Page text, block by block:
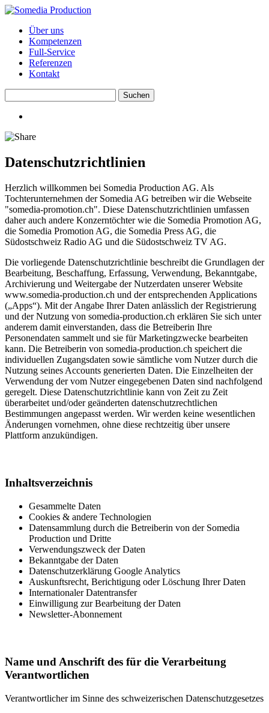
Über uns
Kompetenzen
Full-Service
Referenzen
Kontakt
Datenschutzrichtlinien
Herzlich willkommen bei Somedia Production AG. Als
Tochterunternehmen der Somedia AG betreiben wir die Webseite
"somedia-promotion.ch". Diese Datenschutzrichtlinien umfassen
daher auch andere Konzerntöchter wie die Somedia Promotion AG,
die Somedia Promotion AG, die Somedia Press AG, die
Südostschweiz Radio AG und die Südostschweiz TV AG.
Die vorliegende Datenschutzrichtlinie beschreibt die Grundlagen der
Bearbeitung, Beschaffung, Erfassung, Verwendung, Bekanntgabe,
Archivierung und Weitergabe der Nutzerdaten unserer Website
www.somedia-production.ch und der entsprechenden Applications
(„Apps“). Mit der Angabe Ihrer Daten anlässlich der Registrierung
und der Nutzung von somedia-production.ch erklären Sie sich unter
anderem damit einverstanden, dass die Betreiberin Ihre
Personendaten sammelt und sie für Marketingzwecke bearbeiten
kann. Die Betreiberin von somedia-production.ch speichert die
individuellen Zugangsdaten sowie sämtliche vom Nutzer durch die
Nutzung seines Accounts generierten Daten. Die Einzelheiten der
Verwendung der vom Nutzer eingegebenen Daten sind nachfolgend
geregelt. Diese Datenschutzrichtlinie kann von Zeit zu Zeit
überarbeitet und/oder geänderten datenschutzrechtlichen
Bestimmungen angepasst werden. Wir werden keine wesentlichen
Änderungen vornehmen, ohne diese rechtzeitig über unsere
Plattform anzukündigen.
Inhaltsverzeichnis
Gesammelte Daten
Cookies & andere Technologien
Datensammlung durch die Betreiberin von der Somedia
Production und Dritte
Verwendungszweck der Daten
Bekanntgabe der Daten
Datenschutzerklärung Google Analytics
Auskunftsrecht, Berichtigung oder Löschung Ihrer Daten
Internationaler Datentransfer
Einwilligung zur Bearbeitung der Daten
Newsletter-Abonnement
Name und Anschrift des für die Verarbeitung
Verantwortlichen
Verantwortlicher im Sinne des schweizerischen Datenschutzgesetzes